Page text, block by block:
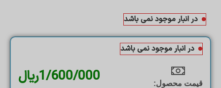
در انبار موجود نمی باشد
در انبار موجود نمی باشد
قیمت محصول:​ 1/600/000ریال